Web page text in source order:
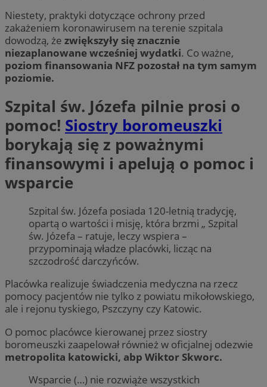
Niestety, praktyki dotyczące ochrony przed
zakażeniem koronawirusem na terenie szpitala
dowodzą, że zwiększyły się znacznie
niezaplanowane wcześniej wydatki. Co ważne,
poziom finansowania NFZ pozostał na tym samym
poziomie.
Szpital św. Józefa pilnie prosi o
pomoc! Siostry boromeuszki
borykają się z poważnymi
finansowymi i apelują o pomoc i
wsparcie
Szpital św. Józefa posiada 120-letnią tradycję,
opartą o wartości i misję, która brzmi „ Szpital
św. Józefa – ratuje, leczy wspiera –
przypominają władze placówki, licząc na
szczodrość darczyńców.
Placówka realizuje świadczenia medyczna na rzecz
pomocy pacjentów nie tylko z powiatu mikołowskiego,
ale i rejonu tyskiego, Pszczyny czy Katowic.
O pomoc placówce kierowanej przez siostry
boromeuszki zaapelował również w oficjalnej odezwie
metropolita katowicki, abp Wiktor Skworc.
Wsparcie (…) nie rozwiąże wszystkich